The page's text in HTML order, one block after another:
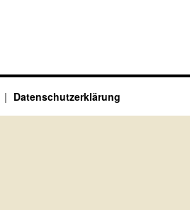
Datenschutzerklärung